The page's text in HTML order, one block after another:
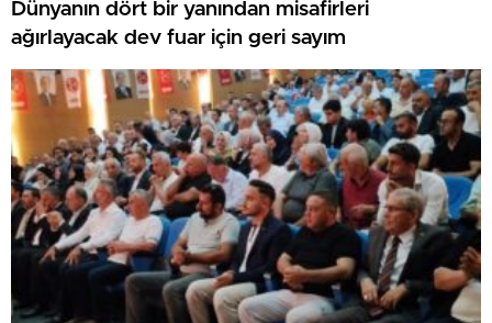
Dünyanın dört bir yanından misafirleri
ağırlayacak dev fuar için geri sayım